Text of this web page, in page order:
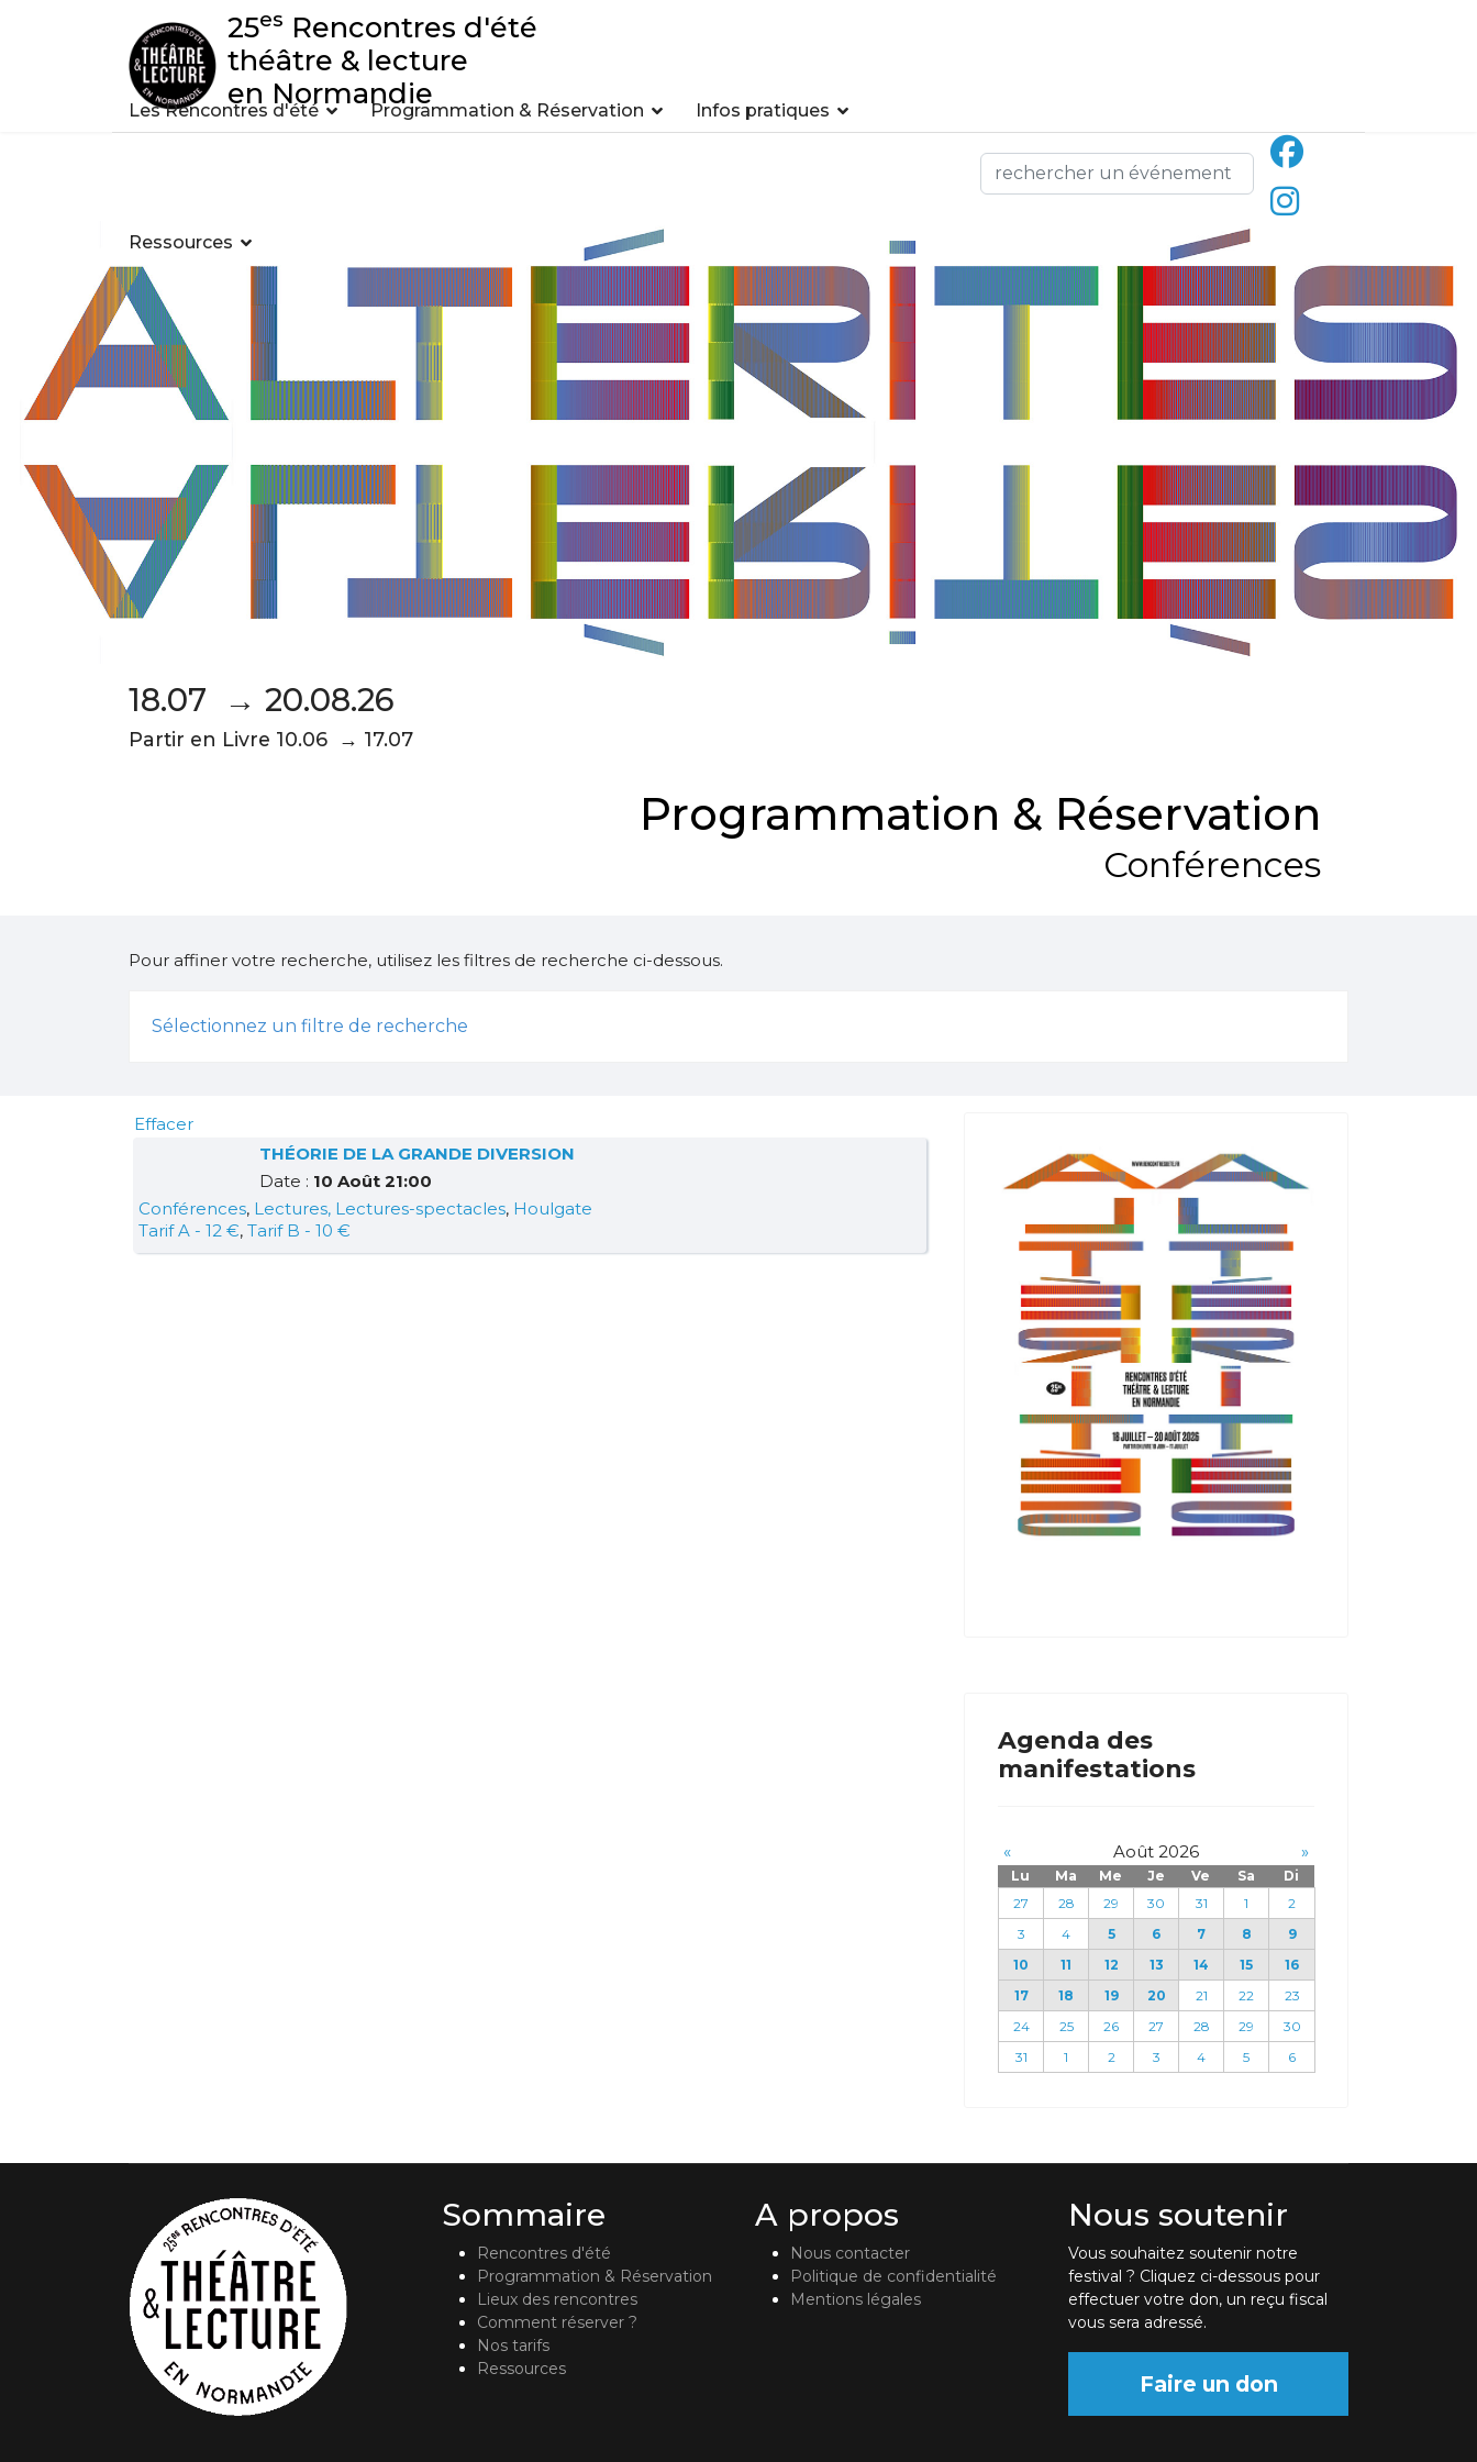
25es Rencontres d'été
théâtre & lecture
en Normandie
Les Rencontres d'été Programmation & Réservation Infos pratiques
Ressources
18.07 → 20.08.26
Partir en Livre 10.06 → 17.07
Programmation & Réservation
Conférences
Pour affiner votre recherche, utilisez les filtres de recherche ci-dessous.
Sélectionnez un filtre de recherche
Effacer
THÉORIE DE LA GRANDE DIVERSION
Date : 10 Août 21:00
Conférences, Lectures, Lectures-spectacles, Houlgate
Tarif A - 12 €, Tarif B - 10 €
Agenda des
manifestations
« Août 2026 »
Lu Ma Me Je Ve Sa
Di
27
28 29 30 31 1
2
3
4 5 6 7 8
9
10
11 12 13 14 15
16
17
18 19 20 21 22
23
24
25 26 27 28 29
30
31
1 2 3 4 5 6
Sommaire
Rencontres d'été
Programmation & Réservation
Lieux des rencontres
Comment réserver ?
Nos tarifs
Ressources
A propos
Nous contacter
Politique de confidentialité
Mentions légales
Nous soutenir
Vous souhaitez soutenir notre
festival ? Cliquez ci-dessous pour
effectuer votre don, un reçu fiscal
vous sera adressé.
Faire un don